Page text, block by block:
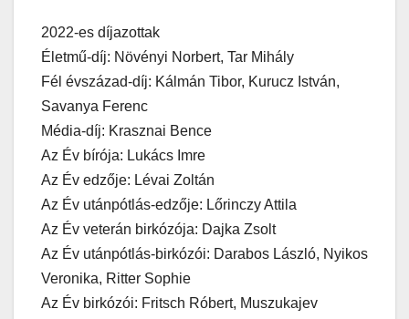
2022-es díjazottak
Életmű-díj: Növényi Norbert, Tar Mihály
Fél évszázad-díj: Kálmán Tibor, Kurucz István,
Savanya Ferenc
Média-díj: Krasznai Bence
Az Év bírója: Lukács Imre
Az Év edzője: Lévai Zoltán
Az Év utánpótlás-edzője: Lőrinczy Attila
Az Év veterán birkózója: Dajka Zsolt
Az Év utánpótlás-birkózói: Darabos László, Nyikos
Veronika, Ritter Sophie
Az Év birkózói: Fritsch Róbert, Muszukajev